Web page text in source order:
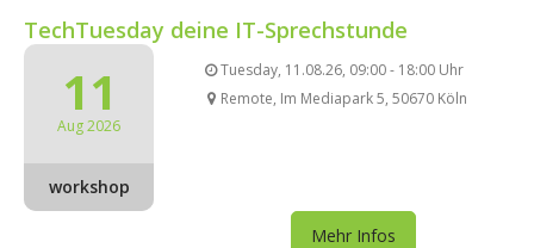
TechTuesday deine IT-Sprechstunde
11
Aug 2026
workshop
Tuesday, 11.08.26, 09:00 - 18:00 Uhr
Remote, Im Mediapark 5, 50670 Köln
Mehr Infos